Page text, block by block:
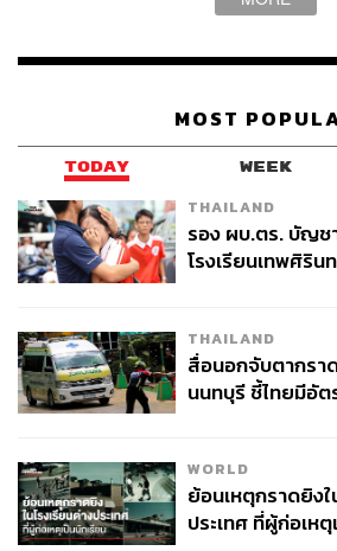
MOST
TODAY WEEK
THAILAND
รอง ผบ.ตร. บัญช
โรงเรียนเทพศิริน
THAILAND
สื่อนอกจับตากรา
นนทบุรี ชี้ไทยมีอั
WORLD
ย้อนเหตุกราดยิงใ
ประเทศ ที่ผู้ก่อเห